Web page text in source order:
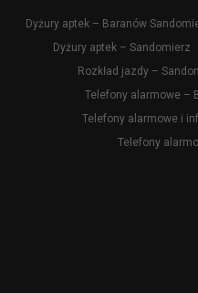
Dyżury aptek – Baranów
Dyżury aptek – Sandomierz
Rozkład jazdy –
Telefony alarmowe –
Telefony alarmowe i
Telefony